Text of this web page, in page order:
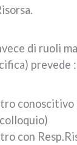
di ruoli
prevede :
conoscitivo
con